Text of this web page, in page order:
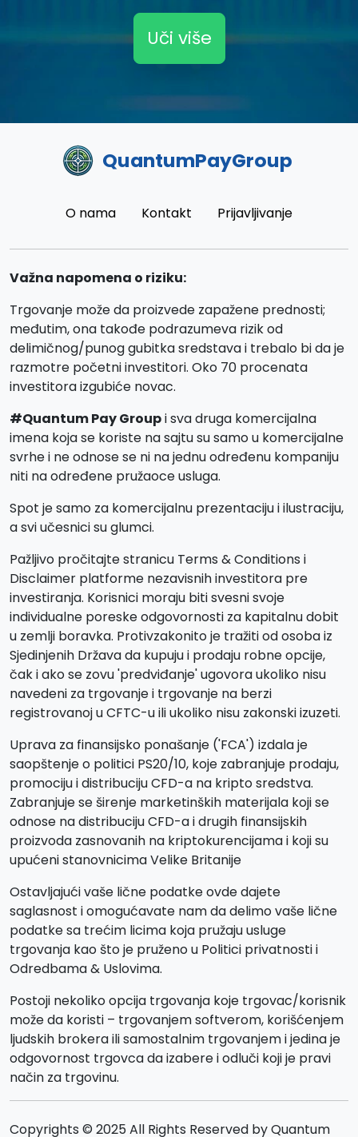
Uči više
QuantumPayGroup
O nama Kontakt Prijavljivanje
Važna napomena o riziku:
Trgovanje može da proizvede zapažene prednosti;
međutim, ona takođe podrazumeva rizik od
delimičnog/punog gubitka sredstava i trebalo bi da je
razmotre početni investitori. Oko 70 procenata
investitora izgubiće novac.
#Quantum Pay Groupi sva druga komercijalna
imena koja se koriste na sajtu su samo u komercijalne
svrhe i ne odnose se ni na jednu određenu kompaniju
niti na određene pružaoce usluga.
Spot je samo za komercijalnu prezentaciju i ilustraciju,
a svi učesnici su glumci.
Pažljivo pročitajte stranicu Terms & Conditions i
Disclaimer platforme nezavisnih investitora pre
investiranja. Korisnici moraju biti svesni svoje
individualne poreske odgovornosti za kapitalnu dobit
u zemlji boravka. Protivzakonito je tražiti od osoba iz
Sjedinjenih Država da kupuju i prodaju robne opcije,
čak i ako se zovu 'predviđanje' ugovora ukoliko nisu
navedeni za trgovanje i trgovanje na berzi
registrovanoj u CFTC-u ili ukoliko nisu zakonski izuzeti.
Uprava za finansijsko ponašanje ('FCA') izdala je
saopštenje o politici PS20/10, koje zabranjuje prodaju,
promociju i distribuciju CFD-a na kripto sredstva.
Zabranjuje se širenje marketinških materijala koji se
odnose na distribuciju CFD-a i drugih finansijskih
proizvoda zasnovanih na kriptokurencijama i koji su
upućeni stanovnicima Velike Britanije
Ostavljajući vaše lične podatke ovde dajete
saglasnost i omogućavate nam da delimo vaše lične
podatke sa trećim licima koja pružaju usluge
trgovanja kao što je pruženo u Politici privatnosti i
Odredbama & Uslovima.
Postoji nekoliko opcija trgovanja koje trgovac/korisnik
može da koristi – trgovanjem softverom, korišćenjem
ljudskih brokera ili samostalnim trgovanjem i jedina je
odgovornost trgovca da izabere i odluči koji je pravi
način za trgovinu.
Copyrights © 2025 All Rights Reserved by Quantum